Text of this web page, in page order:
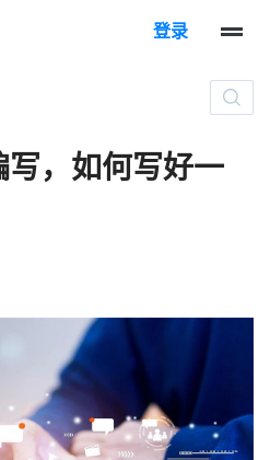
登录
，如何写好一